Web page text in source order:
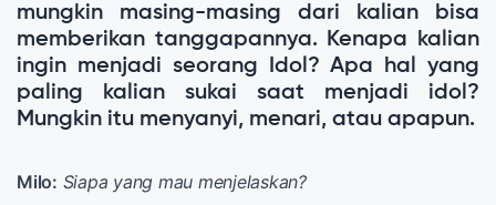
mungkin masing-masing dari kalian bisa
memberikan tanggapannya. Kenapa kalian
ingin menjadi seorang Idol? Apa hal yang
paling kalian sukai saat menjadi idol?
Mungkin itu menyanyi, menari, atau apapun.
Milo: Siapa yang mau menjelaskan?